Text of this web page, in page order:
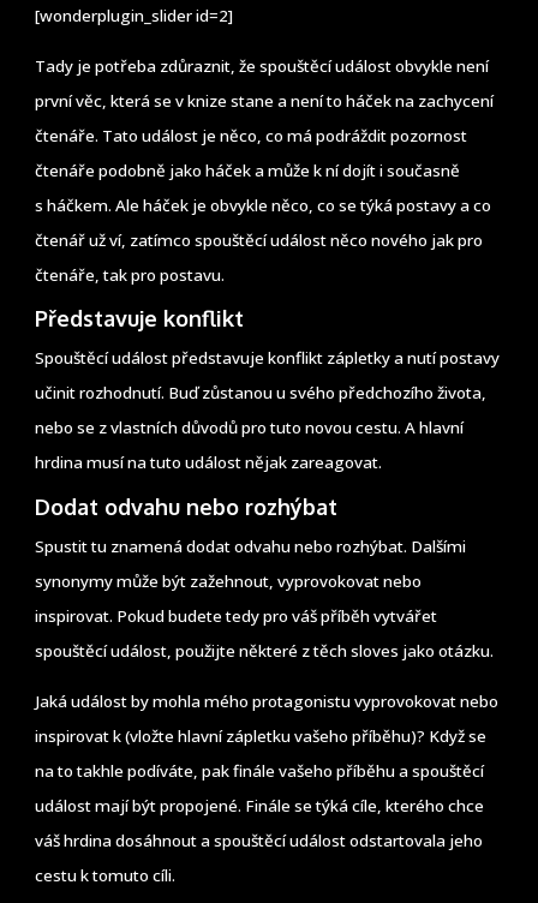
[wonderplugin_slider id=2]
Tady je potřeba zdůraznit, že spouštěcí událost obvykle není
první věc, která se v knize stane a není to háček na zachycení
čtenáře. Tato událost je něco, co má podráždit pozornost
čtenáře podobně jako háček a může k ní dojít i současně
s háčkem. Ale háček je obvykle něco, co se týká postavy a co
čtenář už ví, zatímco spouštěcí událost něco nového jak pro
čtenáře, tak pro postavu.
Představuje konflikt
Spouštěcí událost představuje konflikt zápletky a nutí postavy
učinit rozhodnutí. Buď zůstanou u svého předchozího života,
nebo se z vlastních důvodů pro tuto novou cestu. A hlavní
hrdina musí na tuto událost nějak zareagovat.
Dodat odvahu nebo rozhýbat
Spustit tu znamená dodat odvahu nebo rozhýbat. Dalšími
synonymy může být zažehnout, vyprovokovat nebo
inspirovat. Pokud budete tedy pro váš příběh vytvářet
spouštěcí událost, použijte některé z těch sloves jako otázku.
Jaká událost by mohla mého protagonistu vyprovokovat nebo
inspirovat k (vložte hlavní zápletku vašeho příběhu)? Když se
na to takhle podíváte, pak finále vašeho příběhu a spouštěcí
událost mají být propojené. Finále se týká cíle, kterého chce
váš hrdina dosáhnout a spouštěcí událost odstartovala jeho
cestu k tomuto cíli.